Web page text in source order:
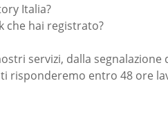
Italia?
che hai registrato?
servizi, dalla
risponderemo entro 48 ore